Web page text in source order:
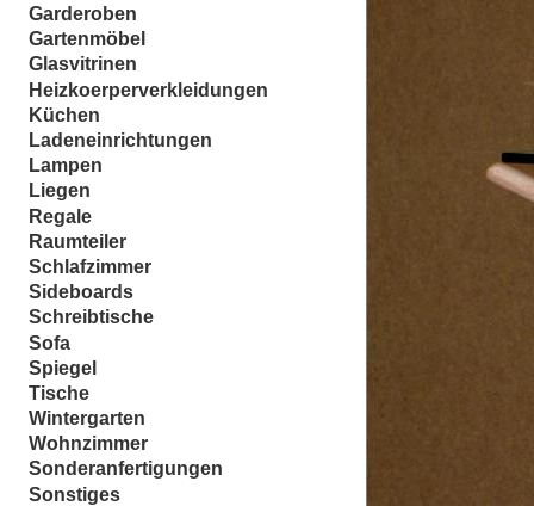
Garderoben
Gartenmöbel
Glasvitrinen
Heizkoerperverkleidungen
Küchen
Ladeneinrichtungen
Lampen
Liegen
Regale
Raumteiler
Schlafzimmer
Sideboards
Schreibtische
Sofa
Spiegel
Tische
Wintergarten
Wohnzimmer
Sonderanfertigungen
Sonstiges